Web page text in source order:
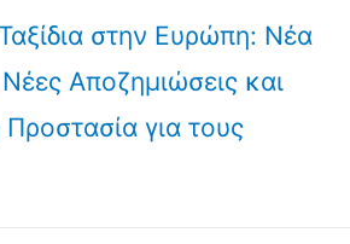
στην Ευρώπη: Νέα
Αποζημιώσεις και
για τους